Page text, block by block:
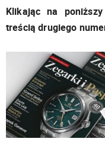
Klikając na
treścią drugiego